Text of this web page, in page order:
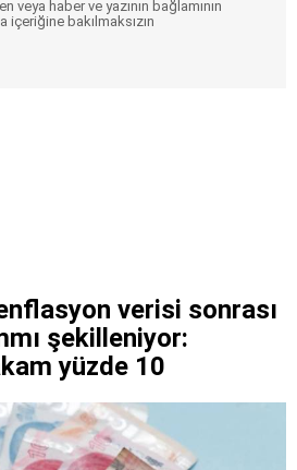
veya haber ve yazının bağlamının
içeriğine bakılmaksızın
verisi sonrası
şekilleniyor:
yüzde 10